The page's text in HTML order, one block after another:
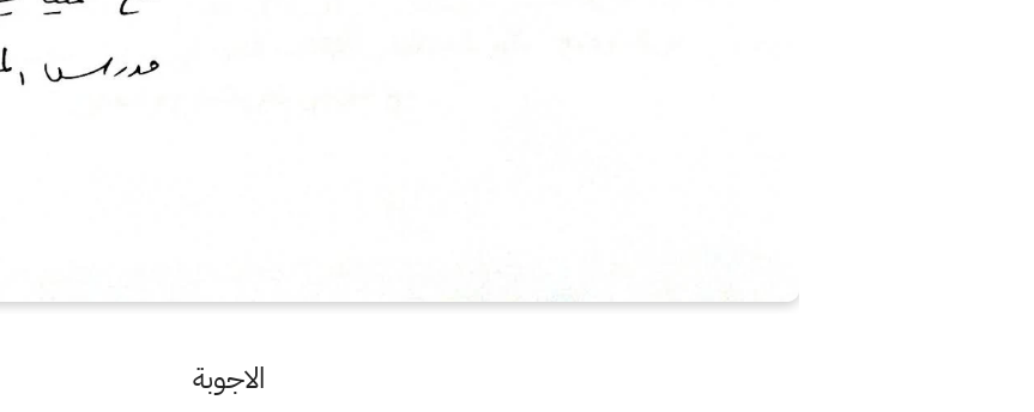
الاجوبة